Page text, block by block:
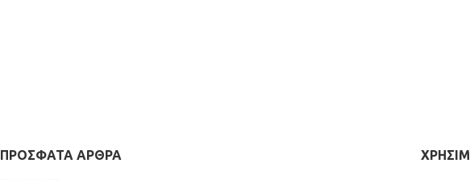
ΠΡΌΣΦΑΤΑ ΆΡΘΡΑ